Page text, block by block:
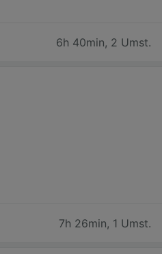
6h 40min, 2 Umst.
7h 26min, 1 Umst.